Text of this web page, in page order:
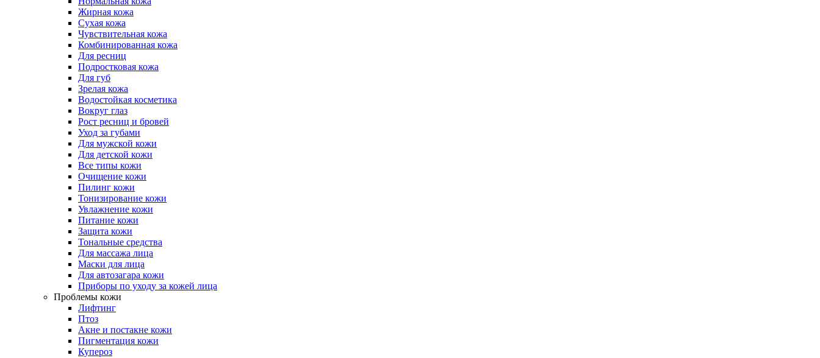
Жирная кожа
Сухая кожа
Чувствительная кожа
Комбинированная кожа
Для ресниц
Подростковая кожа
Для губ
Зрелая кожа
Водостойкая косметика
Вокруг глаз
Рост ресниц и бровей
Уход за губами
Для мужской кожи
Для детской кожи
Все типы кожи
Очищение кожи
Пилинг кожи
Тонизирование кожи
Увлажнение кожи
Питание кожи
Защита кожи
Тональные средства
Для массажа лица
Маски для лица
Для автозагара кожи
Приборы по уходу за кожей лица
Проблемы кожи
Лифтинг
Птоз
Акне и постакне кожи
Пигментация кожи
Купероз